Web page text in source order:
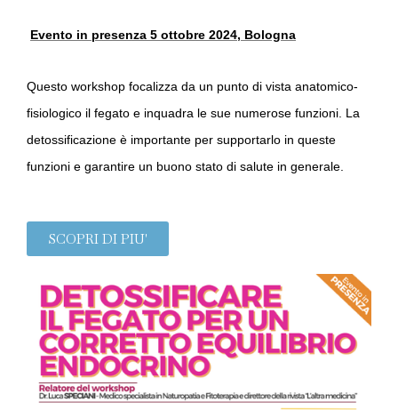
Evento in presenza 5 ottobre 2024, Bologna
Questo workshop focalizza da un punto di vista anatomico-
fisiologico il fegato e inquadra le sue numerose funzioni. La
detossificazione è importante per supportarlo in queste
funzioni e garantire un buono stato di salute in generale.
SCOPRI DI PIU'